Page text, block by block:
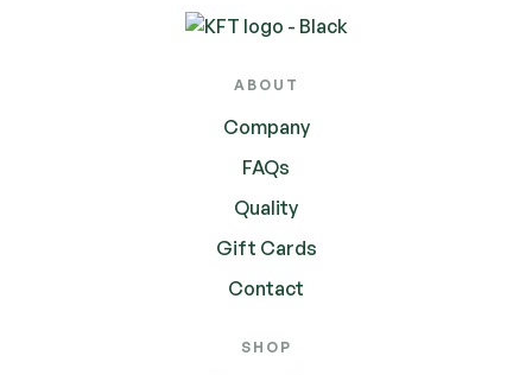
ABOUT
Company
FAQs
Quality
Gift Cards
Contact
SHOP